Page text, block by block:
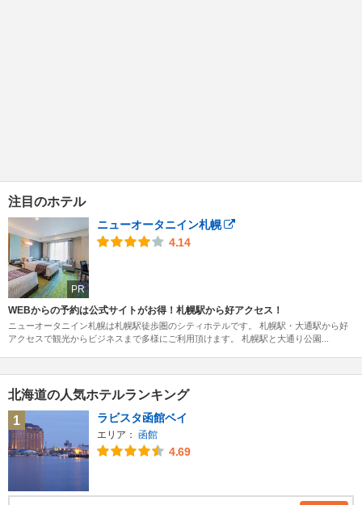
注目のホテル
PR
ニューオータニイン札幌
4.14
WEBからの予約は公式サイトがお得！札幌駅から好アクセス！
ニューオータニイン札幌は札幌駅徒歩圏のシティホテルです。 札幌駅・大通駅から好
アクセスで観光からビジネスまで多様にご利用頂けます。 札幌駅と大通り公園...
北海道の人気ホテルランキング
1
ラビスタ函館ベイ
エリア： 函館
4.69